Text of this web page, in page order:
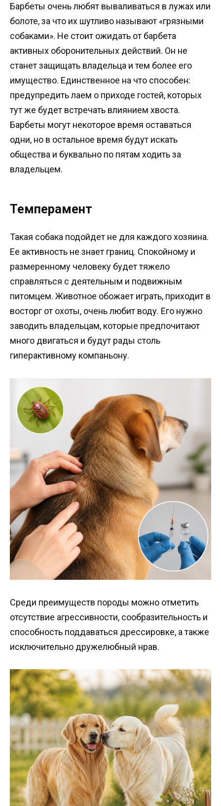
Барбеты очень любят вываливаться в лужах или
болоте, за что их шутливо называют «грязными
собаками». Не стоит ожидать от барбета
активных оборонительных действий. Он не
станет защищать владельца и тем более его
имущество. Единственное на что способен:
предупредить лаем о приходе гостей, которых
тут же будет встречать влиянием хвоста.
Барбеты могут некоторое время оставаться
одни, но в остальное время будут искать
общества и буквально по пятам ходить за
владельцем.
Темперамент
Такая собака подойдет не для каждого хозяина.
Ее активность не знает границ. Спокойному и
размеренному человеку будет тяжело
справляться с деятельным и подвижным
питомцем. Животное обожает играть, приходит в
восторг от охоты, очень любит воду. Его нужно
заводить владельцам, которые предпочитают
много двигаться и будут рады столь
гиперактивному компаньону.
Среди преимуществ породы можно отметить
отсутствие агрессивности, сообразительность и
способность поддаваться дрессировке, а также
исключительно дружелюбный нрав.